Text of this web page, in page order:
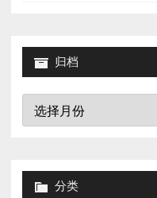
归档
归
分类